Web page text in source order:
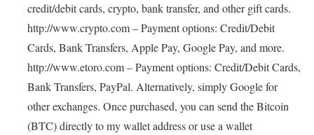
credit/debit cards, crypto, bank transfer, and other gift cards.
http://www.crypto.com – Payment options: Credit/Debit
Cards, Bank Transfers, Apple Pay, Google Pay, and more.
http://www.etoro.com – Payment options: Credit/Debit Cards,
Bank Transfers, PayPal. Alternatively, simply Google for
other exchanges. Once purchased, you can send the Bitcoin
(BTC) directly to my wallet address or use a wallet